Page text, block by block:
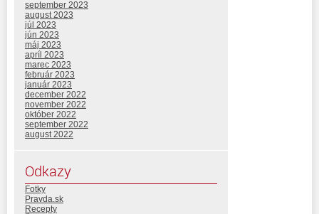
september 2023
august 2023
júl 2023
jún 2023
máj 2023
apríl 2023
marec 2023
február 2023
január 2023
december 2022
november 2022
október 2022
september 2022
august 2022
Odkazy
Fotky
Pravda.sk
Recepty